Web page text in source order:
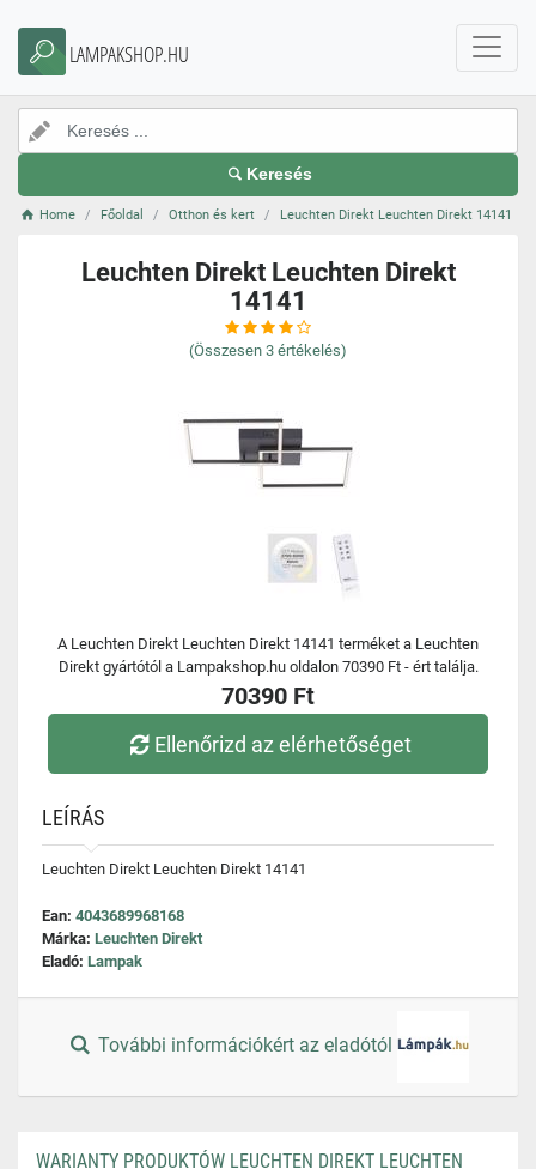
LAMPAKSHOP.HU
Keresés
Home Főoldal Otthon és kert Leuchten Direkt Leuchten Direkt 14141
Leuchten Direkt Leuchten Direkt
14141
(Összesen 3 értékelés)
A Leuchten Direkt Leuchten Direkt 14141 terméket a Leuchten
Direkt gyártótól a Lampakshop.hu oldalon 70390 Ft - ért találja.
70390 Ft
Ellenőrizd az elérhetőséget
LEÍRÁS
Leuchten Direkt Leuchten Direkt 14141
Ean: 4043689968168
Márka: Leuchten Direkt
Eladó: Lampak
További információkért az eladótól
WARIANTY PRODUKTÓW LEUCHTEN DIREKT LEUCHTEN